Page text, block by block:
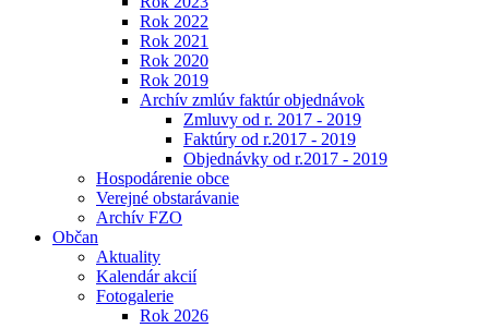
Rok 2022
Rok 2021
Rok 2020
Rok 2019
Archív zmlúv faktúr objednávok
Zmluvy od r. 2017 - 2019
Faktúry od r.2017 - 2019
Objednávky od r.2017 - 2019
Hospodárenie obce
Verejné obstarávanie
Archív FZO
Občan
Aktuality
Kalendár akcií
Fotogalerie
Rok 2026